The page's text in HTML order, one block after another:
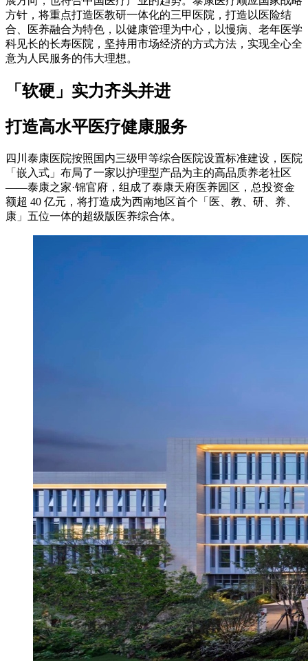
方针，将重点打造医教研一体化的三甲医院，打造以医险结
合、医养融合为特色，以健康管理为中心，以慢病、老年医学
科见长的长寿医院，坚持用市场经济的方式方法，实现全心全
意为人民服务的伟大理想。
「软硬」实力齐头并进
打造高水平医疗健康服务
四川泰康医院按照国内三级甲等综合医院设置标准建设，医院
「嵌入式」布局了一家以护理型产品为主的高品质养老社区
——泰康之家·锦官府，组成了泰康天府医养园区，总投资金
额超 40 亿元，将打造成为西南地区首个「医、教、研、养、
康」五位一体的超级版医养综合体。